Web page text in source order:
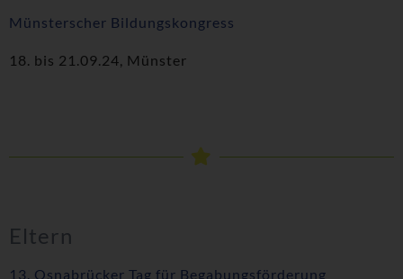
Münsterscher Bildungskongress
18. bis 21.09.24, Münster
Eltern
13. Osnabrücker Tag für Begabungsförderung